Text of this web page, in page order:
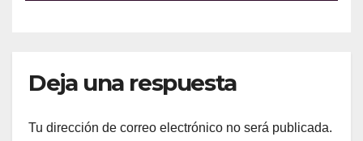
Deja una respuesta
Tu dirección de correo electrónico no será publicada.